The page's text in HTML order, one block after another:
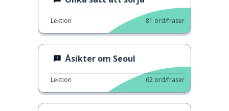
Lektion 81 ord/fraser
Åsikter om Seoul
Lektion 62 ord/fraser